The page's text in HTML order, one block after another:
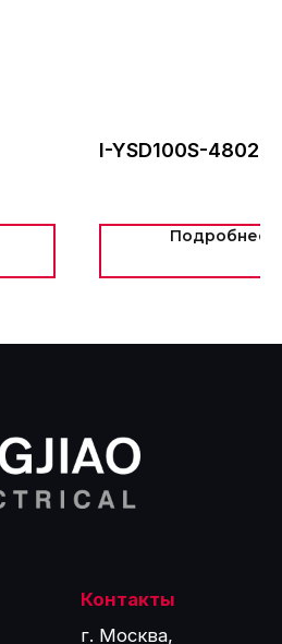
I-YSD100S-
Подробнее
+7 (495) 775-60-57
данных